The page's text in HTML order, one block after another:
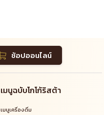
ช้อปออนไลน์
เมนูฉบับโกโก้ริสต้า
เมนูเครื่องดื่ม